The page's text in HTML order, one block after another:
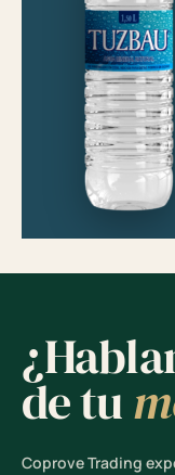
de tu
Coprove Trading